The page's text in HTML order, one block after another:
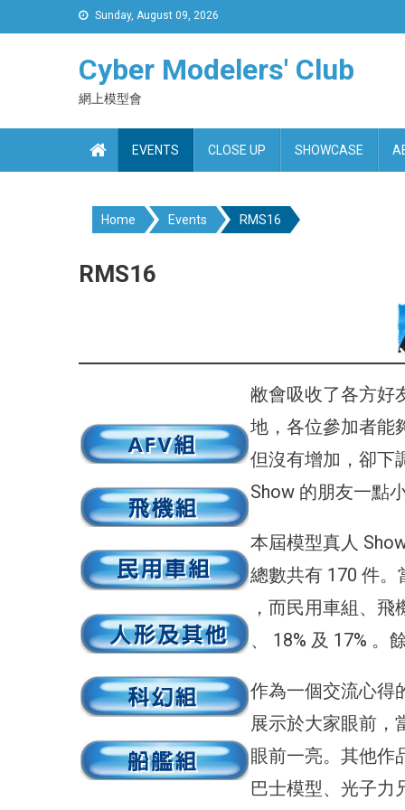
to
Sunday, August 09, 2026
Cyber Modelers' Club
網上模型會
EVENTS CLOSE UP SHOWCASE
Home Events RMS16
RMS16
敝會吸收了各方好
地，各位參加者能
但沒有增加，卻下
Show 的朋友一點
本屆模型真人
總數共有 170 件。
，而民用車組、
、 18% 及 17% 。
作為一個交流心得
展示於大家眼前，
眼前一亮。其他作
巴士模型、光子力